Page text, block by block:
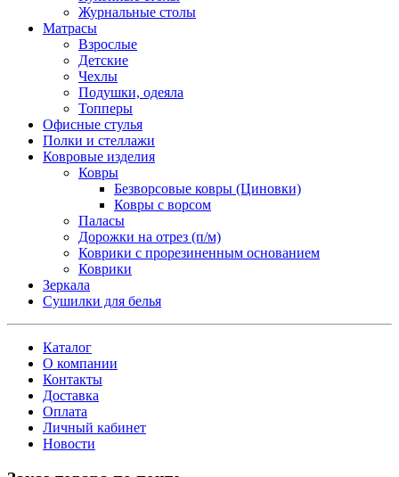
Журнальные столы
Матрасы
Взрослые
Детские
Чехлы
Подушки, одеяла
Топперы
Офисные стулья
Полки и стеллажи
Ковровые изделия
Ковры
Безворсовые ковры (Циновки)
Ковры с ворсом
Паласы
Дорожки на отрез (п/м)
Коврики с прорезиненным основанием
Коврики
Зеркала
Сушилки для белья
Каталог
О компании
Контакты
Доставка
Оплата
Личный кабинет
Новости